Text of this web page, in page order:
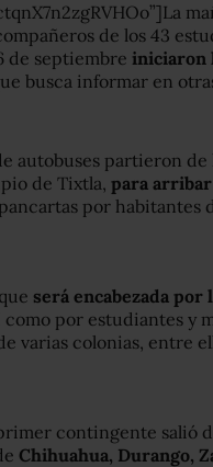
de los 43
de septiembre iniciaron
busca informar en
autobuses partieron de
de Tixtla, para arribar
por habitantes
será encabezada por
como por estudiantes y
varias colonias, entre
contingente salió
Chihuahua, Durango,